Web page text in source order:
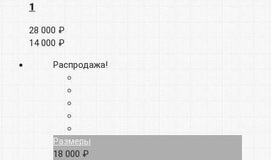
1
28 000 ₽
14 000 ₽
Распродажа!
Размеры
18 000 ₽